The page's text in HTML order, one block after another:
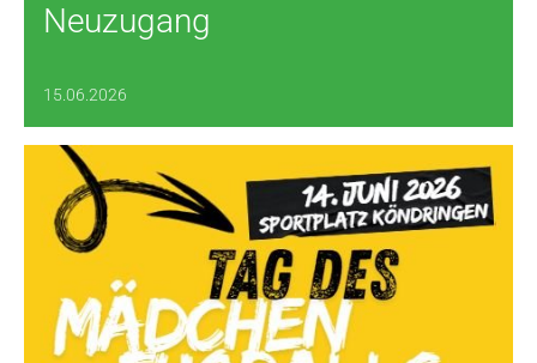
Neuzugang
15.06.2026